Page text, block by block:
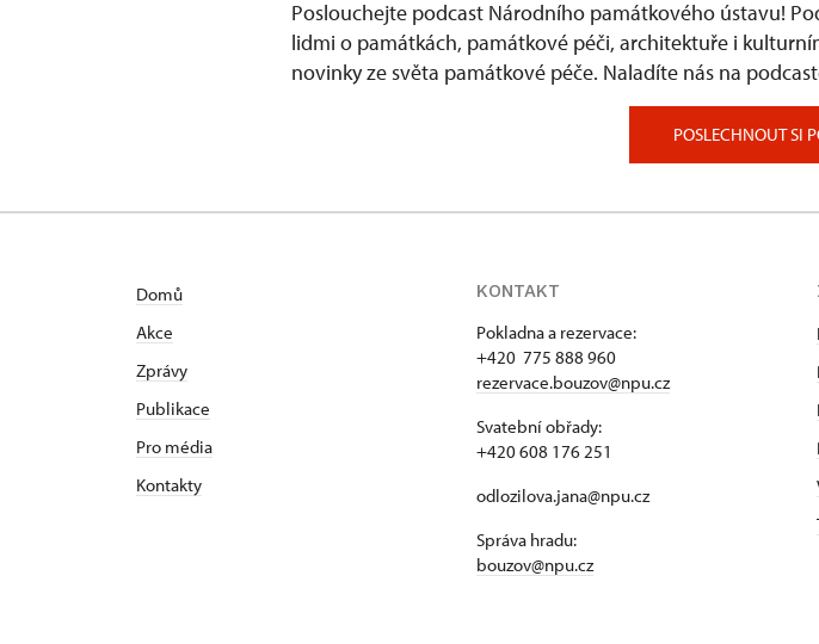
Poslouchejte podcast Národního památkového ústavu!
lidmi o památkách, památkové péči, architektuře i
novinky ze světa památkové péče. Naladíte nás na
POSLECHNOUT SI
Domů
Akce
Zprávy
Publikace
Pro média
Kontakty
KONTAKT
Pokladna a rezervace:
+420 775 888 960
rezervace.bouzov@npu.cz
Svatební obřady:
+420 608 176 251
odlozilova.jana@npu.cz
Správa hradu:
bouzov@npu.cz